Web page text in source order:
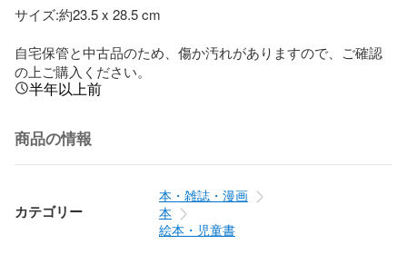
サイズ:約23.5 x 28.5 cm
自宅保管と中古品のため、傷か汚れがありますので、ご確認
の上ご購入ください。
半年以上前
商品の情報
カテゴリー
本・雑誌・漫画
本
絵本・児童書